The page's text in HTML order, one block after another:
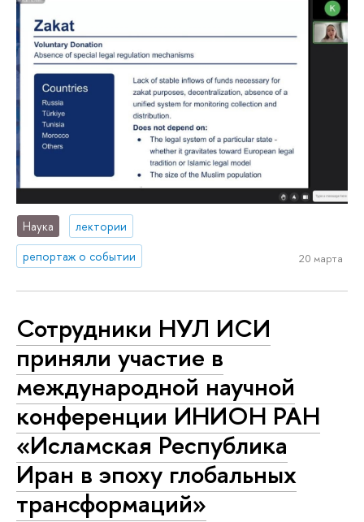
Наука
лектории
репортаж о событии
20 марта
Сотрудники НУЛ ИСИ
приняли участие в
международной научной
конференции ИНИОН РАН
«Исламская Республика
Иран в эпоху глобальных
трансформаций»